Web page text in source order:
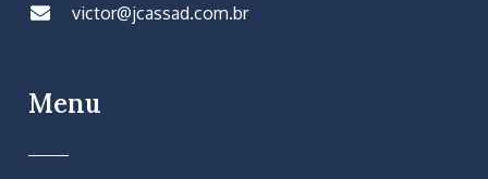
victor@jcassad.com.br
Menu